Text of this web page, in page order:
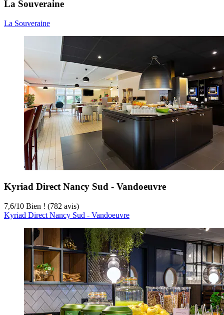
La Souveraine
La Souveraine
Kyriad Direct Nancy Sud - Vandoeuvre
7,6/10 Bien ! (782 avis)
Kyriad Direct Nancy Sud - Vandoeuvre